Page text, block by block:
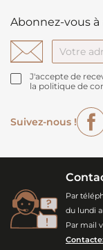
Abonnez-vous
J'accepte de
la politique de
Suivez-nous !
Par
du lundi
Par mail